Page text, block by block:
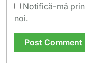
Notifică-mă
noi.